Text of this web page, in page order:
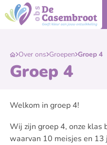
Over ons Groepen Groep 4
Groep 4
Welkom in groep 4!
Wij zijn groep 4, onze
waarvan 10 meisjes en 13